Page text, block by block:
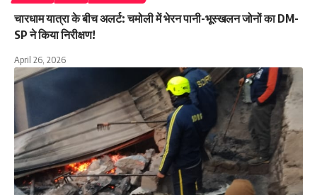
चारधाम यात्रा के बीच अलर्ट: चमोली में भेरन पानी-भूस्खलन जोनों का DM-
SP ने किया निरीक्षण!
April 26, 2026